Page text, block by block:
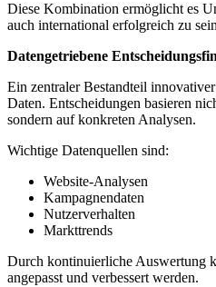
Diese Kombination ermöglicht es
auch international erfolgreich zu
Datengetriebene
Ein zentraler Bestandteil
Daten. Entscheidungen basieren
sondern auf konkreten Analysen.
Wichtige Datenquellen sind:
Website-Analysen
Kampagnendaten
Nutzerverhalten
Markttrends
Durch kontinuierliche Auswertung
angepasst und verbessert werden.